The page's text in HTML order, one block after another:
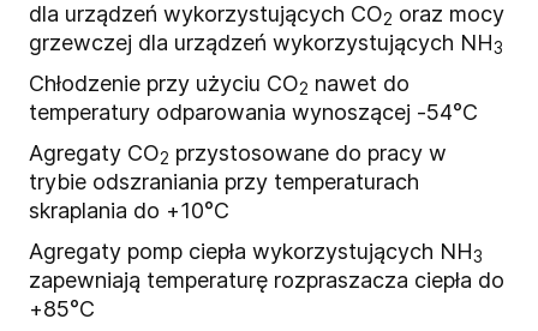
dla urządzeń wykorzystujących CO2 oraz mocy
grzewczej dla urządzeń wykorzystujących NH3
Chłodzenie przy użyciu CO2 nawet do
temperatury odparowania wynoszącej -54°C
Agregaty CO2 przystosowane do pracy w
trybie odszraniania przy temperaturach
skraplania do +10°C
Agregaty pomp ciepła wykorzystujących NH3
zapewniają temperaturę rozpraszacza ciepła do
+85°C